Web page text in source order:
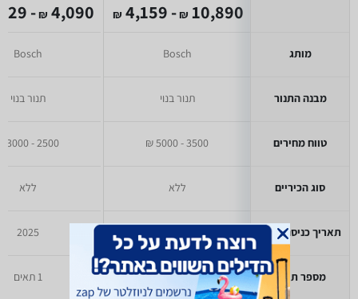
מותג
מבנה התנור
טווח מחירים
סוג הכיריים
תאריך כניסה לזאפ
מספר תאים
10,890
₪
- 4,159
₪
Bosch
תנור בנוי
3500 - 5000 ₪
ללא
1 תאים
4,090
₪
- 2,629
Bosch
תנור בנוי
2500 - 3000 ₪
ללא
2025
1 תאים